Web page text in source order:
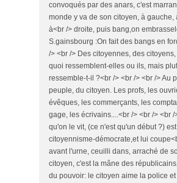
convoqués par des anars, c'est
monde y va de son citoyen, à gauche,
à<br /> droite, puis bang,on
S.gainsbourg :On fait des bangs en
/> <br /> Des citoyennes, des
quoi ressemblent-elles ou ils, mais
ressemble-t-il ?<br /> <br /> <br /> Au
peuple, du citoyen. Les profs, les
évêques, les commerçants, les
gage, les écrivains....<br /> <br /> <br /
qu'on le vit, (ce n'est qu'un début ?)
citoyennisme-démocrate,et lui
avant l'urne, ceuilli dans, arraché de
citoyen, c'est la mâne des
du pouvoir: le citoyen aime la police